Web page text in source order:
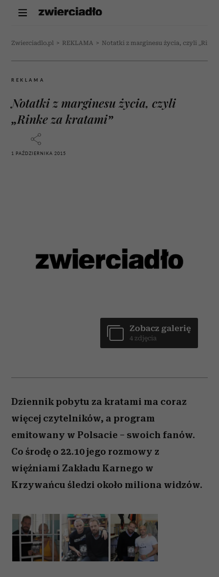
Zwierciadlo.pl > REKLAMA > Notatki z marginesu życia, czyli
REKLAMA
Notatki z marginesu życia, czyli
„Rinke za kratami”
1 PAŹDZIERNIKA 2015
Zobacz galerię
4 zdjęcia
Dziennik pobytu za kratami ma coraz
więcej czytelników, a program
emitowany w Polsacie – swoich fanów.
Co środę o 22.10 jego rozmowy z
więźniami Zakładu Karnego w
Krzywańcu śledzi około miliona widzów.